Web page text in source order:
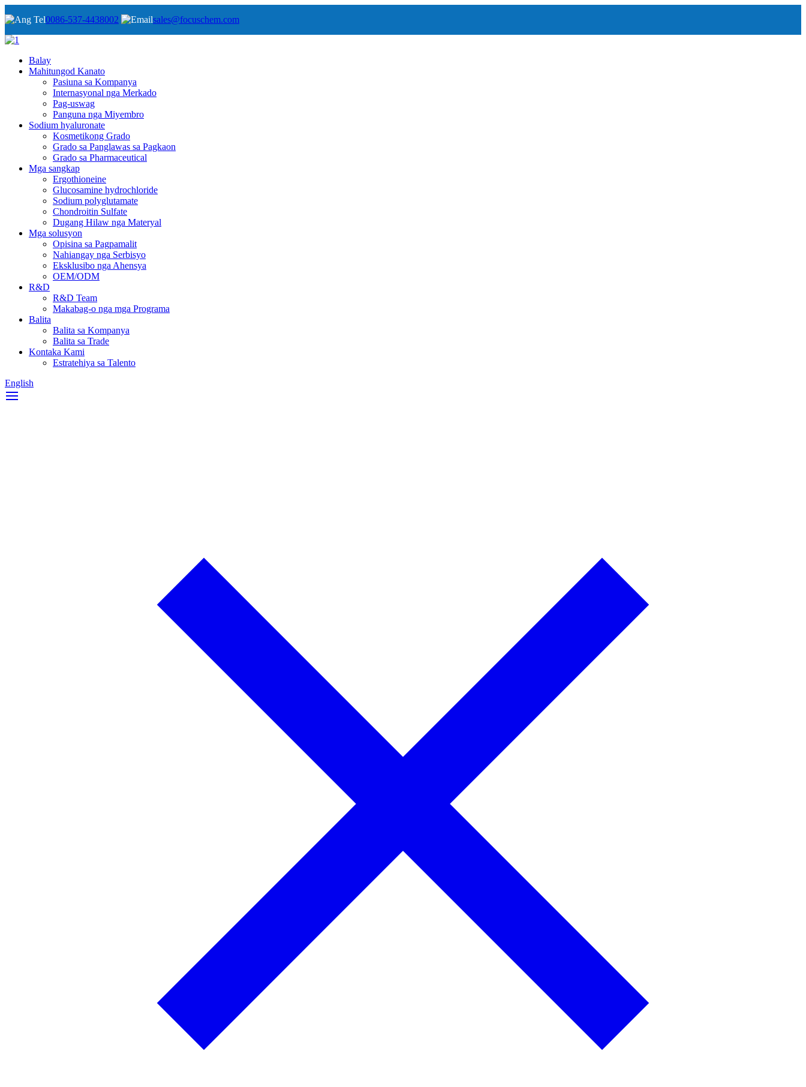
0086-537-4438002 sales@focuschem.com
Balay
Mahitungod Kanato
Pasiuna sa Kompanya
Internasyonal nga Merkado
Pag-uswag
Panguna nga Miyembro
Sodium hyaluronate
Kosmetikong Grado
Grado sa Panglawas sa Pagkaon
Grado sa Pharmaceutical
Mga sangkap
Ergothioneine
Glucosamine hydrochloride
Sodium polyglutamate
Chondroitin Sulfate
Dugang Hilaw nga Materyal
Mga solusyon
Opisina sa Pagpamalit
Nahiangay nga Serbisyo
Eksklusibo nga Ahensya
OEM/ODM
R&D
R&D Team
Makabag-o nga mga Programa
Balita
Balita sa Kompanya
Balita sa Trade
Kontaka Kami
Estratehiya sa Talento
English